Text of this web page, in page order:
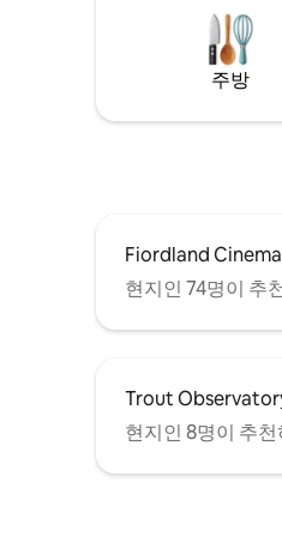
공간에 대해 걱정할 필
와 산 너머로 놀라운 일
감상할 수 있는 360도 전
주방
Fiordland Cinema
현지인 74명이 추
Trout
현지인 8명이 추천